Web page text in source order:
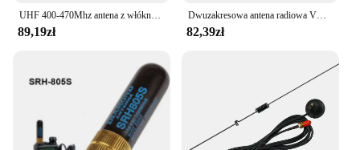
UHF 400-470Mhz antena z włókna szklanego 17 cali radio mobilne GMRS antena podstawowa do krótkofalówki urządzenie Repeater mobilny transceiver
89,19zł
Dwuzakresowa antena radiowa VHF UHF Ham Radio 144/430 MHz i zestaw samolotów gruntowych do samochodów ciężarowych JEEP Mobilny transceiver
82,39zł